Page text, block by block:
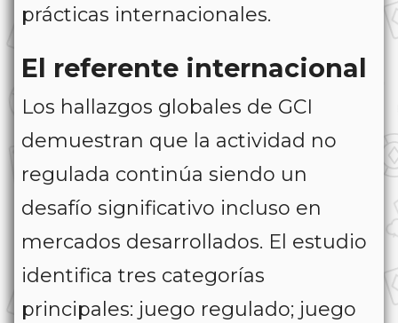
prácticas internacionales.
El referente internacional
Los hallazgos globales de GCI
demuestran que la actividad no
regulada continúa siendo un
desafío significativo incluso en
mercados desarrollados. El estudio
identifica tres categorías
principales: juego regulado; juego